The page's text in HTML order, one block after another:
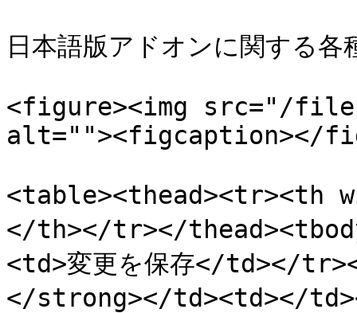
日本語版アドオンに関する各
<figure><img src="/files/
alt=""><figcaption></
<table><thead><tr><th
</th></tr></
<td>変更を保存</td></
</strong></td><td></